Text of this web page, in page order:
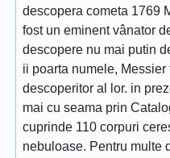
descopera cometa 1769
fost un eminent vânator
descopere nu mai putin
ii poarta numele, Messier
descoperitor al lor. in
mai cu seama prin
cuprinde 110 corpuri
nebuloase. Pentru multe